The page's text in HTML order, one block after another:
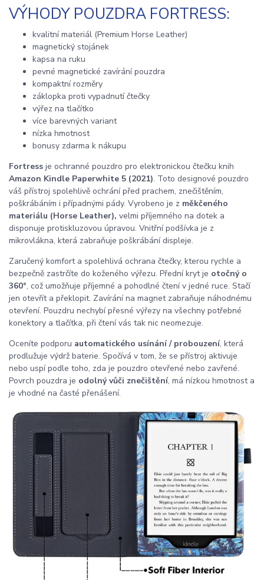
VÝHODY POUZDRA FORTRESS:
kvalitní materiál (Premium Horse Leather)
magnetický stojánek
kapsa na ruku
pevné magnetické zavírání pouzdra
kompaktní rozměry
záklopka proti vypadnutí čtečky
výřez na tlačítko
více barevných variant
nízka hmotnost
bonusy zdarma k nákupu
Fortress je ochranné pouzdro pro elektronickou čtečku knih
Amazon Kindle Paperwhite 5 (2021). Toto designové pouzdro
váš přístroj spolehlivě ochrání před prachem, znečištěním,
poškrábáním i případnými pády. Vyrobeno je z měkčeného
materiálu (Horse Leather), velmi příjemného na dotek a
disponuje protiskluzovou úpravou. Vnitřní podšívka je z
mikrovlákna, která zabraňuje poškrábání displeje.
Zaručený komfort a spolehlivá ochrana čtečky, kterou rychle a
bezpečně zastrčíte do koženého výřezu. Přední kryt je otočný o
360°, což umožňuje příjemné a pohodlné čtení v jedné ruce. Stačí
jen otevřít a překlopit. Zavírání na magnet zabraňuje náhodnému
otevření. Pouzdru nechybí přesné výřezy na všechny potřebné
konektory a tlačítka, při čtení vás tak nic neomezuje.
Oceníte podporu automatického usínání / probouzení, která
prodlužuje výdrž baterie. Spočívá v tom, že se přístroj aktivuje
nebo uspí podle toho, zda je pouzdro otevřené nebo zavřené.
Povrch pouzdra je odolný vůči znečištění, má nízkou hmotnost a
je vhodné na časté přenášení.